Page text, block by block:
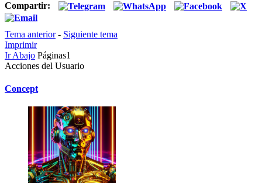
Compartir:
Tema anterior- Siguiente tema
Imprimir
Ir Abajo Páginas1
Acciones del Usuario
Concept